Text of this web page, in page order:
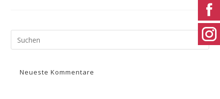
Neueste Kommentare